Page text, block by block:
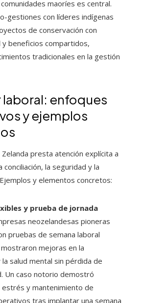
maoríes es central.
gestiones con líderes indígenas
de conservación con
y beneficios compartidos,
tradicionales en la gestión
laboral: enfoques
y ejemplos
Zelanda presta atención explícita a
conciliación, la seguridad y la
y elementos concretos:
y prueba de jornada
neozelandesas pioneras
pruebas de semana laboral
mejoras en la
salud mental sin pérdida de
Un caso notorio demostró
estrés y mantenimiento de
tras implantar una semana